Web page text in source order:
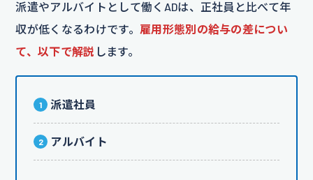
派遣やアルバイトとして働くADは、正社員と比べて年
収が低くなるわけです。 雇用形態別の給与の差につい
て、以下で解説 します。
派遣社員
アルバイト